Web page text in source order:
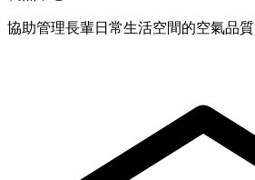
協助管理長輩日常生活空間的空氣品質